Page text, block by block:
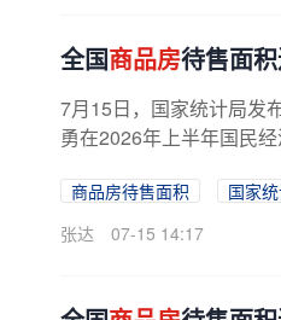
全国商品房待售面
7月15日，国家统计局发
勇在2026年上半年国民
商品房待售面积 国家
张达
07-15 14:17